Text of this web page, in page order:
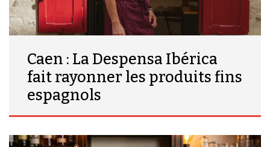
Caen : La Despensa Ibérica
fait rayonner les produits fins
espagnols